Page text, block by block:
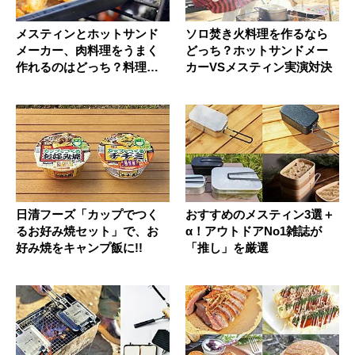
メスティンとホットサンド
メーカー、肉料理をうまく
作れるのはどっち？料理初
ソロ焚き火料理を作るなら
どっち？ホットサンドメー
カーVSメスティン実演対決
日清フーズ「カップでつく
るお好み焼セット」で、お
好み焼をキャンプ飯に!!
おすすめのメスティン3選＋
α！アウトドアNo1雑誌が
「推し」を厳選